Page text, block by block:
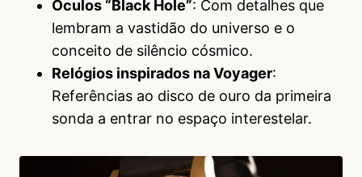
Óculos “Black Hole”: Com detalhes que
lembram a vastidão do universo e o
conceito de silêncio cósmico.
Relógios inspirados na Voyager:
Referências ao disco de ouro da primeira
sonda a entrar no espaço interestelar.